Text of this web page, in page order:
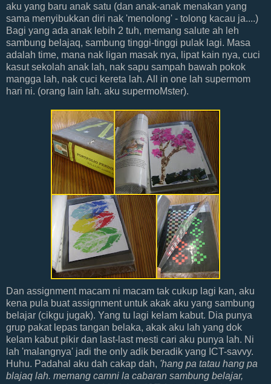
aku yang baru anak satu (dan anak-anak menakan yang
sama menyibukkan diri nak 'menolong' - tolong kacau ja....)
Bagi yang ada anak lebih 2 tuh, memang salute ah leh
sambung belajaq, sambung tinggi-tinggi pulak lagi. Masa
adalah time, mana nak ligan masak nya, lipat kain nya, cuci
kasut sekolah anak lah, nak sapu sampah bawah pokok
mangga lah, nak cuci kereta lah. All in one lah supermom
hari ni. (orang lain lah. aku supermoMster).
Dan assignment macam ni macam tak cukup lagi kan, aku
kena pula buat assignment untuk akak aku yang sambung
belajar (cikgu jugak). Yang tu lagi kelam kabut. Dia punya
grup pakat lepas tangan belaka, akak aku lah yang dok
kelam kabut pikir dan last-last mesti cari aku punya lah. Ni
lah 'malangnya' jadi the only adik beradik yang ICT-savvy.
Huhu. Padahal aku dah cakap dah, 'hang pa tatau hang pa
blajaq lah. memang camni la cabaran sambung belajar,